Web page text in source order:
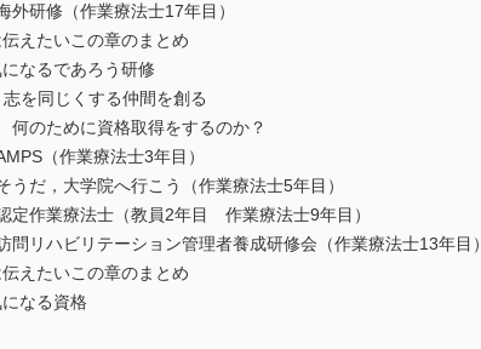
研修（作業療法士17年目）
えたいこの章のまとめ
なるであろう研修
を同じくする仲間を創る
のために資格取得をするのか？
（作業療法士3年目）
だ，大学院へ行こう（作業療法士5年目）
作業療法士（教員2年目 作業療法士9年目）
リハビリテーション管理者養成研修会（作業療法士13年目）
えたいこの章のまとめ
なる資格